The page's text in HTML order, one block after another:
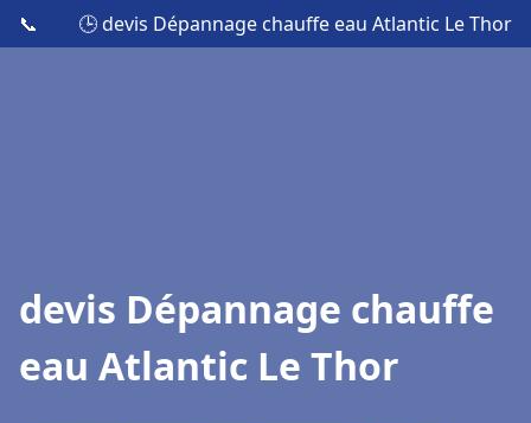
📞 🕒 devis Dépannage chauffe eau Atlantic Le Thor
devis Dépannage chauffe
eau Atlantic Le Thor